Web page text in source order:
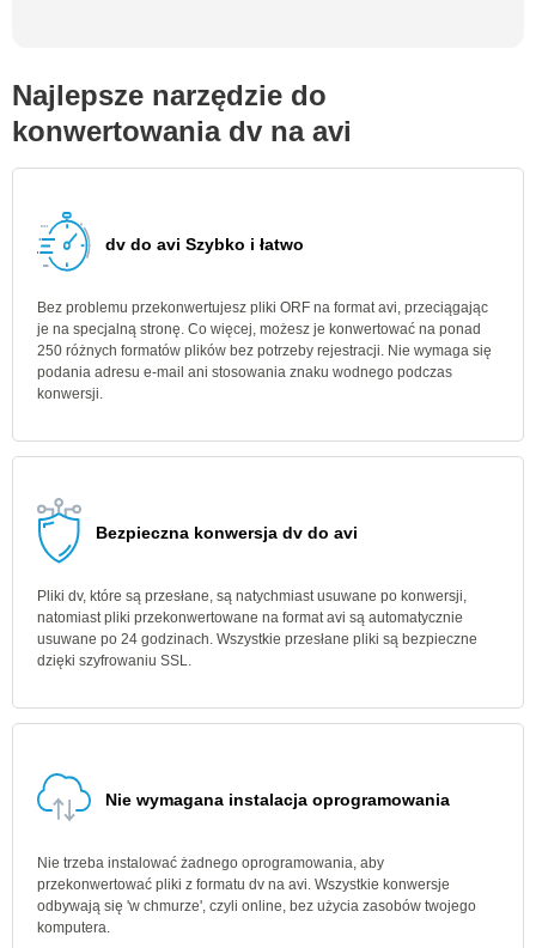
Najlepsze narzędzie do
konwertowania dv na avi
dv do avi Szybko i łatwo
Bez problemu przekonwertujesz pliki ORF na format avi, przeciągając
je na specjalną stronę. Co więcej, możesz je konwertować na ponad
250 różnych formatów plików bez potrzeby rejestracji. Nie wymaga się
podania adresu e-mail ani stosowania znaku wodnego podczas
konwersji.
Bezpieczna konwersja dv do avi
Pliki dv, które są przesłane, są natychmiast usuwane po konwersji,
natomiast pliki przekonwertowane na format avi są automatycznie
usuwane po 24 godzinach. Wszystkie przesłane pliki są bezpieczne
dzięki szyfrowaniu SSL.
Nie wymagana instalacja oprogramowania
Nie trzeba instalować żadnego oprogramowania, aby
przekonwertować pliki z formatu dv na avi. Wszystkie konwersje
odbywają się 'w chmurze', czyli online, bez użycia zasobów twojego
komputera.